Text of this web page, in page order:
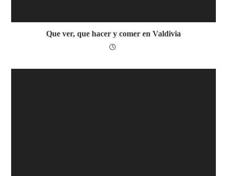
Que ver, que hacer y comer en Valdivia